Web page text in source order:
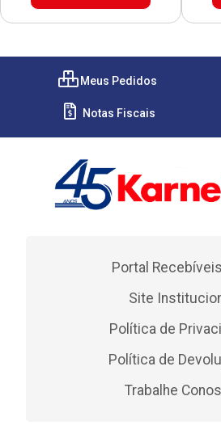
Meus Pedidos
Notas Fiscais
Portal
Site
Política de
Política de
Trabalhe